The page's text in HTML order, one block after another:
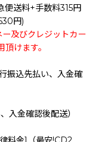
便送料+手数料315円
円)
及びクレジットカー
けます。
振込先払い、入金確
入金確認後配送）